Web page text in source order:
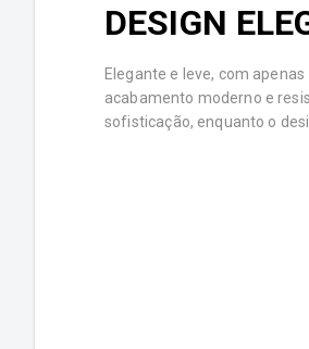
DESIGN
Elegante e leve, com
acabamento moderno e
sofisticação, enquanto o